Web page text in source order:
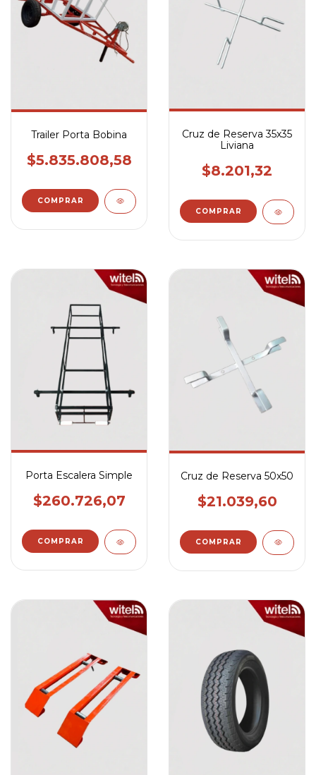
Trailer Porta Bobina
$5.835.808,58
Cruz de Reserva 35x35
Liviana
$8.201,32
Porta Escalera Simple
$260.726,07
Cruz de Reserva 50x50
$21.039,60